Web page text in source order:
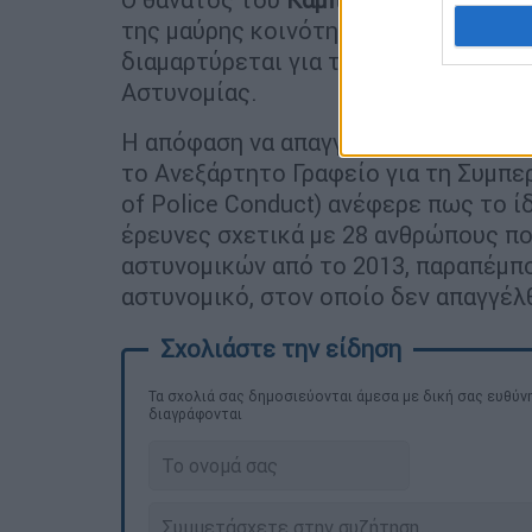
της μαύρης κοινότητας της
διαμαρτύρεται για την άδικη και
Αστυνομίας.
Η απόφαση να απαγγελθούν
το Ανεξάρτητο Γραφείο για τη
of Police Conduct) ανέφερε πως το
έρευνες σχετικά με 28 ανθρώπους
αστυνομικών από το 2013,
αστυνομικό, στον οποίο δεν
Τα σχολιά σας δημοσιεύονται άμεσα με δική σας
διαγράφονται